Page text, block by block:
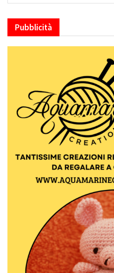
Pubblicità